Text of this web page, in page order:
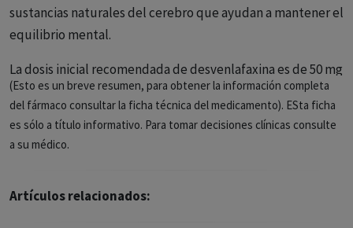
sustancias naturales del cerebro que ayudan a mantener el
equilibrio mental.
La dosis inicial recomendada de desvenlafaxina es de 50 mg
administrada una vez al día, con o sin alimentos. El margen
de dosis terapéuticas es de 50 a 200 mg una vez al día. Los
incrementos de dosis sólo deben realizarse tras evaluación
(acción prolongada) para administrarla por vía oral.
(Esto es un breve resumen, para obtener la información completa
del fármaco consultar la ficha técnica del medicamento). ESta ficha
es sólo a título informativo. Para tomar decisiones clínicas consulte
a su médico.
Artículos relacionados: